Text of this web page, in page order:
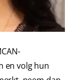
en volg hun